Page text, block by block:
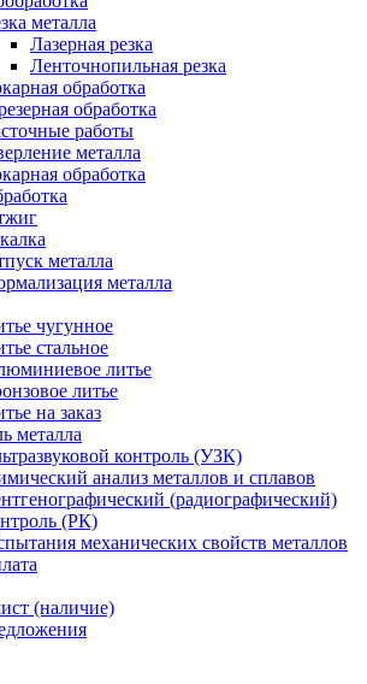
металла
Лазерная резка
Ленточнопильная резка
обработка
обработка
работы
металла
обработка
металла
металла
чугунное
стальное
литье
литье
на заказ
металла
контроль (УЗК)
анализ металлов и сплавов
(радиографический)
(РК)
механических свойств металлов
(наличие)